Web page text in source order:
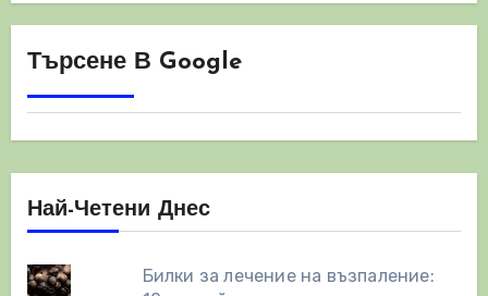
Търсене В Google
Най-Четени Днес
Билки за лечение на възпаление: